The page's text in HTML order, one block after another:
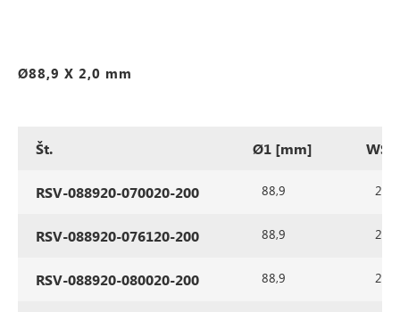
Ø88,9 X 2,0 mm
Št. Ø1 [mm]
RSV-088920-070020-200 88,9 2,0
RSV-088920-076120-200 88,9 2,0
RSV-088920-080020-200 88,9 2,0